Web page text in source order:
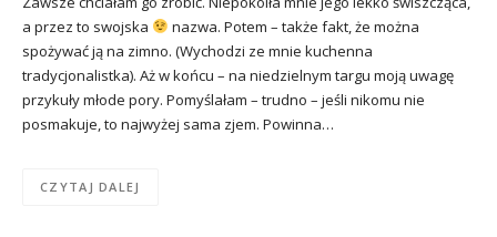
a przez to swojska
nazwa. Potem – także fakt, że można
spożywać ją na zimno. (Wychodzi ze mnie kuchenna
tradycjonalistka). Aż w końcu – na niedzielnym targu moją uwagę
przykuły młode pory. Pomyślałam – trudno – jeśli nikomu nie
posmakuje, to najwyżej sama zjem. Powinna…
CZYTAJ DALEJ